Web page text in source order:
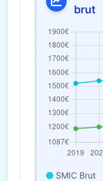
brut
SMIC Brut